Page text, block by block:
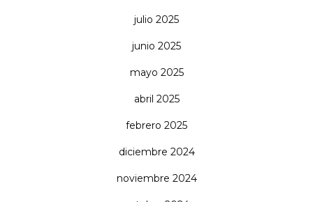
julio 2025
junio 2025
mayo 2025
abril 2025
febrero 2025
diciembre 2024
noviembre 2024